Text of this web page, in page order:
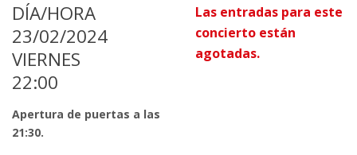
DÍA/HORA
23/02/2024
VIERNES
22:00
Apertura de puertas a las
21:30.
Las entradas para este
concierto están
agotadas.